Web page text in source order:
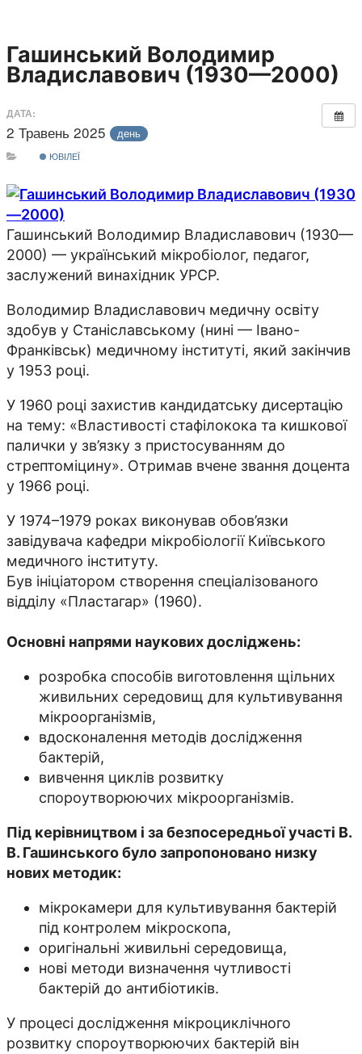
Гашинський Володимир
Владиславович (1930—2000)
ДАТА:
2 Травень 2025 день
ЮВІЛЕЇ
Гашинський Володимир Владиславович (1930—
2000) — український мікробіолог, педагог,
заслужений винахідник УРСР.
Володимир Владиславович медичну освіту
здобув у Станіславському (нині — Івано-
Франківськ) медичному інституті, який закінчив
у 1953 році.
У 1960 році захистив кандидатську дисертацію
на тему: «Властивості стафілокока та кишкової
палички у зв’язку з пристосуванням до
стрептоміцину». Отримав вчене звання доцента
у 1966 році.
У 1974–1979 роках виконував обов’язки
завідувача кафедри мікробіології Київського
медичного інституту.
Був ініціатором створення спеціалізованого
відділу «Пластагар» (1960).
Основні напрями наукових досліджень:
розробка способів виготовлення щільних
живильних середовищ для культивування
мікроорганізмів,
вдосконалення методів дослідження
бактерій,
вивчення циклів розвитку
спороутворюючих мікроорганізмів.
Під керівництвом і за безпосередньої участі В.
В. Гашинського було запропоновано низку
нових методик:
мікрокамери для культивування бактерій
під контролем мікроскопа,
оригінальні живильні середовища,
нові методи визначення чутливості
бактерій до антибіотиків.
У процесі дослідження мікроциклічного
розвитку спороутворюючих бактерій він